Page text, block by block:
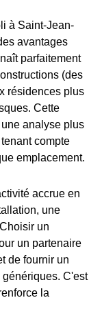
à Saint-Jean-
avantages
parfaitement
(des
résidences plus
Cette
analyse plus
compte
emplacement.
accrue en
une
un
un partenaire
de fournir un
C'est
la